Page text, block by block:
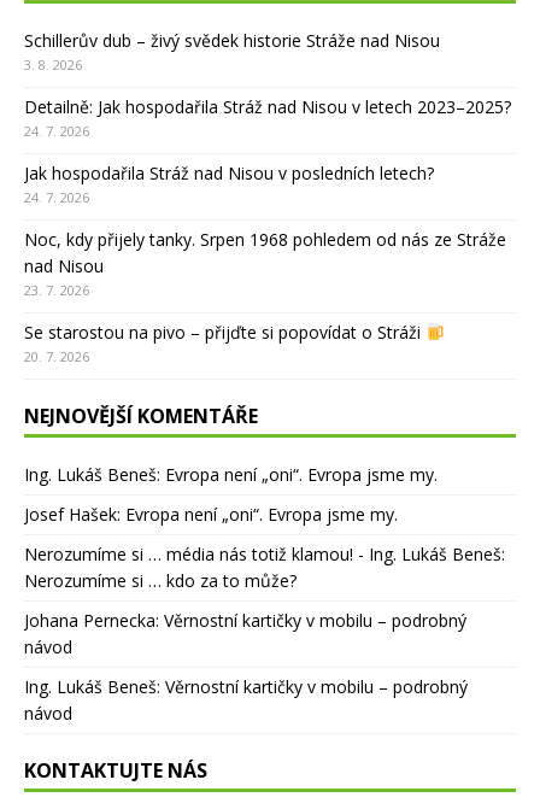
Schillerův dub – živý svědek historie Stráže nad Nisou
3. 8. 2026
Detailně: Jak hospodařila Stráž nad Nisou v letech 2023–2025?
24. 7. 2026
Jak hospodařila Stráž nad Nisou v posledních letech?
24. 7. 2026
Noc, kdy přijely tanky. Srpen 1968 pohledem od nás ze Stráže
nad Nisou
23. 7. 2026
Se starostou na pivo – přijďte si popovídat o Stráži
20. 7. 2026
NEJNOVĚJŠÍ KOMENTÁŘE
Ing. Lukáš Beneš: Evropa není „oni“. Evropa jsme my.
Josef Hašek: Evropa není „oni“. Evropa jsme my.
Nerozumíme si … média nás totiž klamou! - Ing. Lukáš Beneš:
Nerozumíme si … kdo za to může?
Johana Pernecka: Věrnostní kartičky v mobilu – podrobný
návod
Ing. Lukáš Beneš: Věrnostní kartičky v mobilu – podrobný
návod
KONTAKTUJTE NÁS